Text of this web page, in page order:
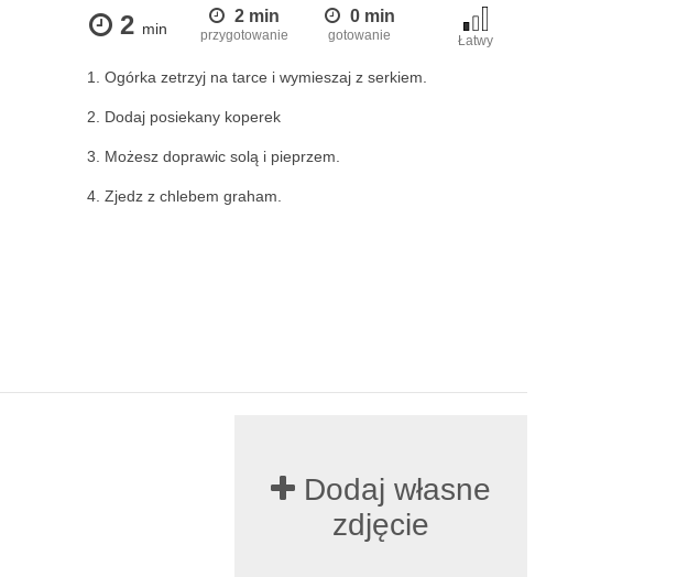
2 min
2 min
przygotowanie
0 min
gotowanie Łatwy
Ogórka zetrzyj na tarce i wymieszaj z serkiem.
Dodaj posiekany koperek
Możesz doprawic solą i pieprzem.
Zjedz z chlebem graham.
Dodaj własne
zdjęcie